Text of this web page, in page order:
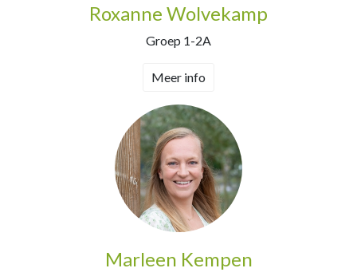
Roxanne Wolvekamp
Groep 1-2A
Meer info
Marleen Kempen